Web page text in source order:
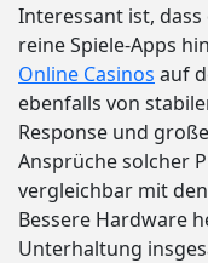
Interessant ist,
reine Spiele-Apps
Online Casinos auf
ebenfalls von
Response und
Ansprüche solcher
vergleichbar mit
Bessere Hardware
Unterhaltung